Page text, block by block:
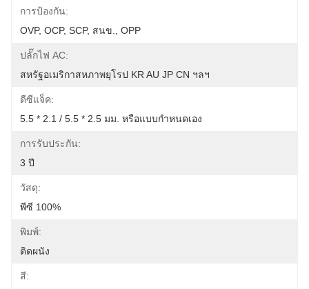
การป้องกัน:
OVP, OCP, SCP, สนข., OPP
ปลั๊กไฟ AC:
สหรัฐอเมริกาสหภาพยุโรป KR AU JP CN ฯลฯ
ดีซีแจ็ค:
5.5 * 2.1 / 5.5 * 2.5 มม. หรือแบบกำหนดเอง
การรับประกัน:
3 ปี
วัสดุ:
พีซี 100%
พิมพ์:
ติดผนัง
สี: